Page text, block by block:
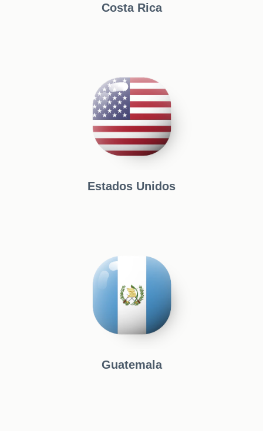
Costa Rica
Estados Unidos
Guatemala